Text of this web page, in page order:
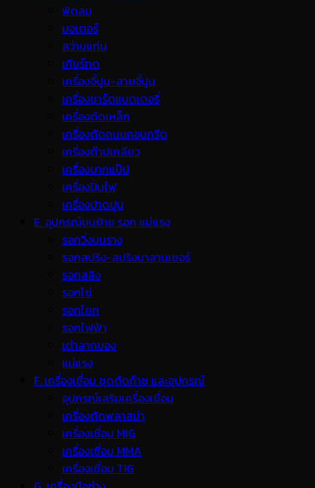
พ้ดลม
มอเตอร์
สว่านแท่น
เกียร์ทด
เครื่องจี้ปูน-สายจี้ปูน
เครื่องชาร์ตแบตเตอรี่
เครื่องดัดเหล็ก
เครื่องตัดถนนคอนกรีต
เครื่องต๊าปเกลียว
เครื่องบากแป๊ป
เครื่องปั่นไฟ
เครื่องปาดปูน
E. อุปกรณ์ขนย้าย รอก แม่แรง
รอกวิ่งบนราง
รอกสปริง-สปริงบาลานเซอร์
รอกสลิง
รอกโซ่
รอกโยก
รอกไฟฟ้า
เต่าลากของ
แม่แรง
F. เครื่องเชื่อม ชุดตัดก๊าซ และอุปกรณ์
อุปกรณ์เสริมเครื่องเชื่อม
เครื่องตัดพลาสม่า
เครื่องเชื่อม MIG
เครื่องเชื่อม MMA
เครื่องเชื่อม TIG